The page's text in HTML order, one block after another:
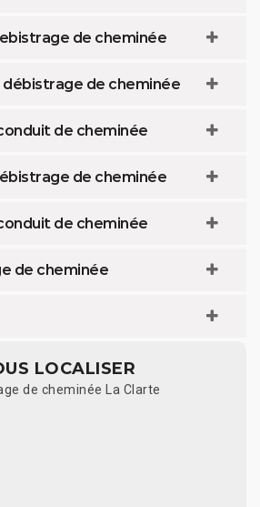
de cheminée
débistrage de cheminée
de cheminée
de cheminée
de cheminée
de cheminée
LOCALISER
de cheminée La Clarte